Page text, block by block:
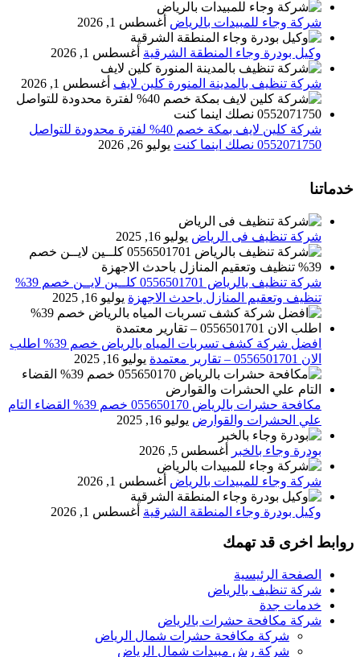
شركة وجاء للمبيدات بالرياض أغسطس 1, 2026
وكيل بودرة وجاء المنطقة الشرقية أغسطس 1, 2026
شركة تنظيف بالمدينة المنورة كلين لايف أغسطس 1, 2026
شركة كلين لايف بمكة خصم 40% لفترة محدودة للتواصل
0552071750 نصلك اينما كنت
يوليو 26, 2026
خدماتنا
شركة تنظيف فى الرياض يوليو 16, 2025
شركة تنظيف بالرياض 0556501701 كلــين لايــن خصم 39%
تنظيف وتعقيم المنازل باحدث الاجهزة يوليو 16, 2025
افضل شركة كشف تسربات المياه بالرياض خصم 39% اطلب
الان 0556501701‬‏ – تقارير معتمدة
يوليو 16, 2025
مكافحة حشرات بالرياض 055650170 خصم 39% القضاء التام
علي الحشرات والقوارض يوليو 16, 2025
بودرة وجاء بالخبر أغسطس 5, 2026
شركة وجاء للمبيدات بالرياض أغسطس 1, 2026
وكيل بودرة وجاء المنطقة الشرقية أغسطس 1, 2026
روابط اخرى قد تهمك
الصفحة الرئيسية
شركة تنظيف بالرياض
خدمات جدة
شركة مكافحة حشرات بالرياض
شركة مكافحة حشرات شمال الرياض
شركة رش مبيدات شمال الرياض